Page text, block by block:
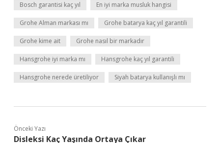
Bosch garantisi kaç yıl En iyi marka musluk hangisi
Grohe Alman markası mı Grohe batarya kaç yıl garantili
Grohe kime ait Grohe nasıl bir markadır
Hansgrohe iyi marka mı Hansgrohe kaç yıl garantili
Hansgrohe nerede üretiliyor Siyah batarya kullanışlı mı
Önceki Yazı
Disleksi Kaç Yaşında Ortaya Çıkar